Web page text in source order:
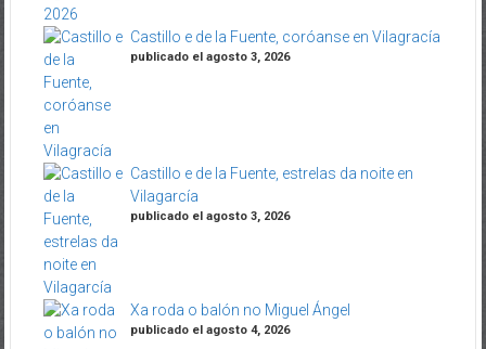
Castillo e de la Fuente, coróanse en Vilagracía
publicado el agosto 3, 2026
Castillo e de la Fuente, estrelas da noite en
Vilagarcía
publicado el agosto 3, 2026
Xa roda o balón no Miguel Ángel
publicado el agosto 4, 2026